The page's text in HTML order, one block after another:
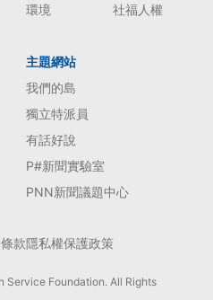
環境
社福人權
主題網站
我們的島
獨立特派員
有話好說
P#新聞實驗室
PNN新聞議題中心
款隱私權保護政策
Foundation. All Rights